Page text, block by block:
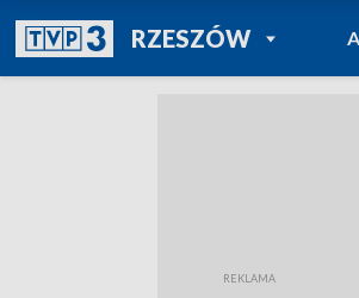
RZESZÓWPOWRÓT DO
TVP REGIONY